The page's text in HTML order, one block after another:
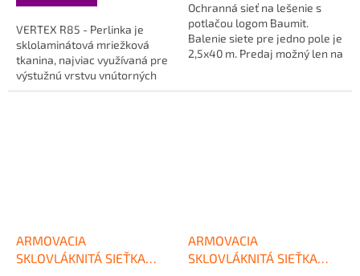
VERTEX R85 - Perlinka je
sklolaminátová mriežková
tkanina, najviac využívaná pre
výstužnú vrstvu vnútorných
omietok pri...
Ochranná sieť na lešenie s
potlačou logom Baumit.
Balenie siete pre jedno pole je
2,5x40 m. Predaj možný len na
ARMOVACIA
SKLOVLÁKNITÁ SIEŤKA
ARMOVACIA
SKLOVLÁKNITÁ SIEŤKA